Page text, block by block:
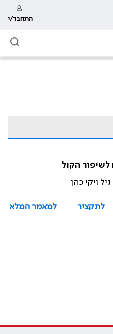
התחבר/י
לשיפור הקול
ויקי כהן
לתקציר
למאמר המלא